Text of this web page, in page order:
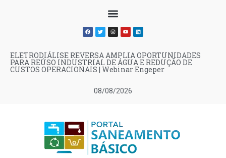
08/08/2026
ELETRODIÁLISE REVERSA AMPLIA OPORTUNIDADES
PARA REÚSO INDUSTRIAL DE ÁGUA E REDUÇÃO DE
CUSTOS OPERACIONAIS | Webinar Engeper